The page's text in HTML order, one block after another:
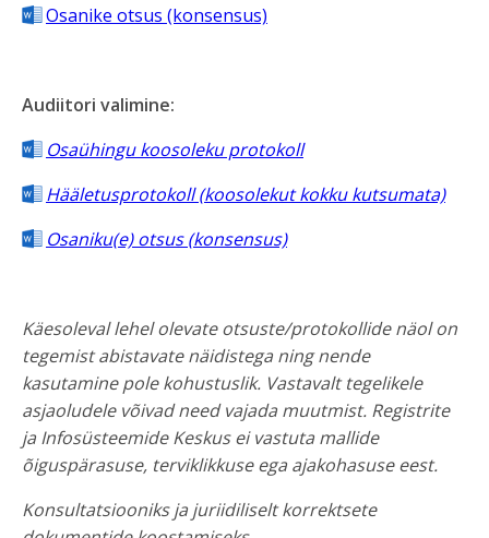
Osanike otsus (konsensus)
Audiitori valimine:
Osaühingu koosoleku protokoll
Hääletusprotokoll (koosolekut kokku kutsumata)
Osaniku(e) otsus (konsensus)
Käesoleval lehel olevate otsuste/protokollide näol on
tegemist abistavate näidistega ning nende
kasutamine pole kohustuslik. Vastavalt tegelikele
asjaoludele võivad need vajada muutmist. Registrite
ja Infosüsteemide Keskus ei vastuta mallide
õiguspärasuse, terviklikkuse ega ajakohasuse eest.
Konsultatsiooniks ja juriidiliselt korrektsete